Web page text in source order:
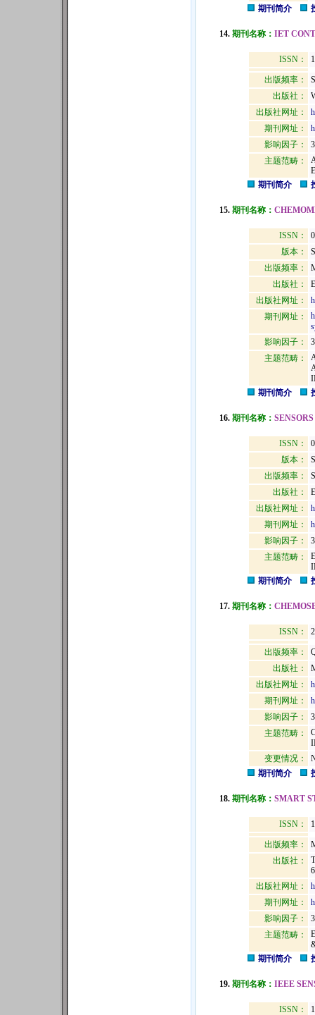
期刊简介
14. 期刊名称： IET
ISSN：
出版频率：
出版社：
出版社网址：
期刊网址：
影响因子：
主题范畴：
期刊简介
15. 期刊名称：
ISSN：
版本：
出版频率：
出版社：
出版社网址：
期刊网址：
影响因子：
主题范畴：
期刊简介
16. 期刊名称：
ISSN：
版本：
出版频率：
出版社：
出版社网址：
期刊网址：
影响因子：
主题范畴：
期刊简介
17. 期刊名称：
ISSN：
出版频率：
出版社：
出版社网址：
期刊网址：
影响因子：
主题范畴：
变更情况：
期刊简介
18. 期刊名称： SMART
ISSN：
出版频率：
出版社：
出版社网址：
期刊网址：
影响因子：
主题范畴：
期刊简介
19. 期刊名称： IEEE
ISSN：